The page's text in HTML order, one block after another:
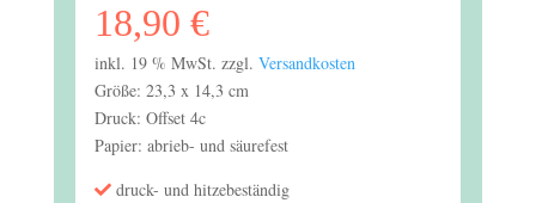
18,90 €
inkl. 19 % MwSt. zzgl. Versandkosten
Größe: 23,3 x 14,3 cm
Druck: Offset 4c
Papier: abrieb- und säurefest
druck- und hitzebeständig